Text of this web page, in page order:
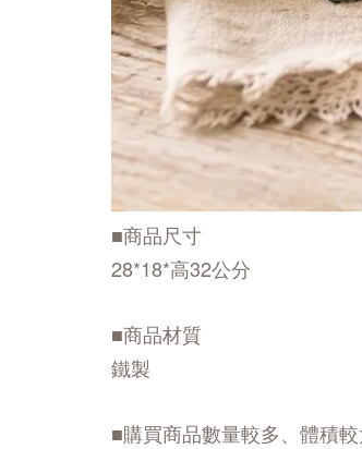
■商品尺寸
28*18*高32公分
■商品材質
鐵製
■購買商品數量較多、體積較